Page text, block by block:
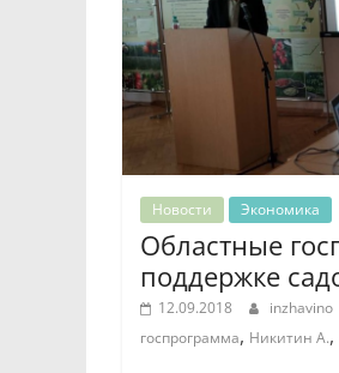
Новости Экономика
Областные
поддержке
12.09.2018 inzhavino
госпрограмма, Никитин А.,